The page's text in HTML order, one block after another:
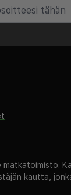
matkatoimisto.
kautta,